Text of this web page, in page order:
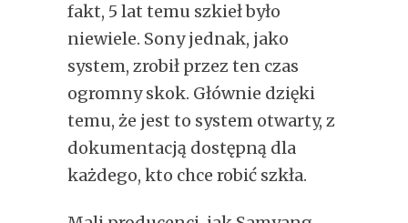
fakt, 5 lat temu szkieł było
niewiele. Sony jednak, jako
system, zrobił przez ten czas
ogromny skok. Głównie dzięki
temu, że jest to system otwarty, z
dokumentacją dostępną dla
każdego, kto chce robić szkła.